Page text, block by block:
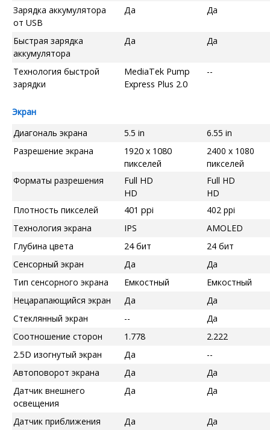
Зарядка аккумулятора
от USB
Да Да
Быстрая зарядка
аккумулятора
Да Да
Технология быстрой
зарядки
MediaTek Pump
Express Plus 2.0
--
Экран
Диагональ экрана
5.5 in
6.55 in
Разрешение экрана
1920 x 1080
пикселей
2400 x 1080
пикселей
Форматы разрешения
Full HD
HD
Full HD
HD
Плотность пикселей
401 ppi
402 ppi
Технология экрана
IPS
AMOLED
Глубина цвета
24 бит
24 бит
Сенсорный экран
Да
Да
Тип сенсорного экрана
Емкостный
Емкостный
Нецарапающийся экран
Да
Да
Стеклянный экран
--
Да
Соотношение сторон
1.778
2.222
2.5D изогнутый экран
Да
--
Автоповорот экрана
Да
Да
Датчик внешнего
освещения
Да Да
Датчик приближения Да Да